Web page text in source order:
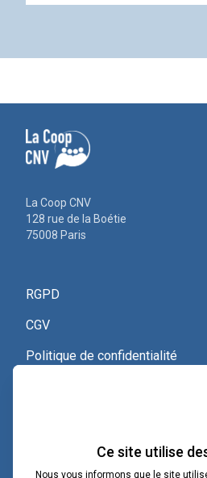
La Coop CNV
128 rue de la Boétie
75008 Paris
RGPD
CGV
Politique de confidentialité
Voir le certificat Qualiopi
Ce site utilise
Nous vous informons que le site